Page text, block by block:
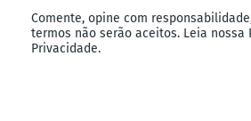
Comente, opine com
termos não serão aceitos. Leia nossa
Privacidade.